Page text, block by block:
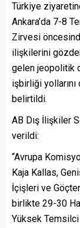
Türkiye
Ankara’da 7-8
Zirvesi
ilişkilerini
gelen jeopolitik
işbirliği
belirtildi.
AB Dış İlişkiler
verildi:
“Avrupa
Kaja Kallas,
İçişleri ve
birlikte 29-30
Yüksek